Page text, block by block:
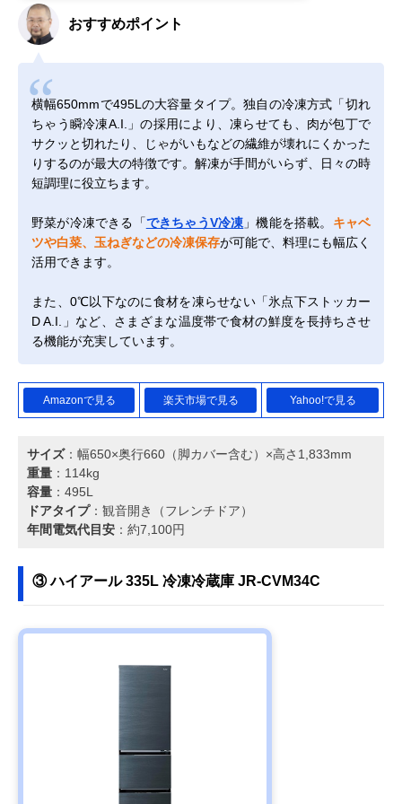
おすすめポイント
横幅650mmで495Lの大容量タイプ。独自の冷凍方式「切れ
ちゃう瞬冷凍A.I.」の採用により、凍らせても、肉が包丁で
サクッと切れたり、じゃがいもなどの繊維が壊れにくかった
りするのが最大の特徴です。解凍が手間がいらず、日々の時
短調理に役立ちます。
野菜が冷凍できる「できちゃうV冷凍 」機能を搭載。 キャベ
ツや白菜、玉ねぎなどの冷凍保存が可能で、料理にも幅広く
活用できます。
また、0℃以下なのに食材を凍らせない「氷点下ストッカー
D A.I.」など、さまざまな温度帯で食材の鮮度を長持ちさせ
る機能が充実しています。
Amazonで見る 楽天市場で見る Yahoo!で見る
サイズ：幅650×奥行660（脚カバー含む）×高さ1,833mm
重量 ：114kg
容量 ：495L
ドアタイプ：観音開き（フレンチドア）
年間電気代目安 ：約7,100円
③ ハイアール 335L 冷凍冷蔵庫 JR-CVM34C